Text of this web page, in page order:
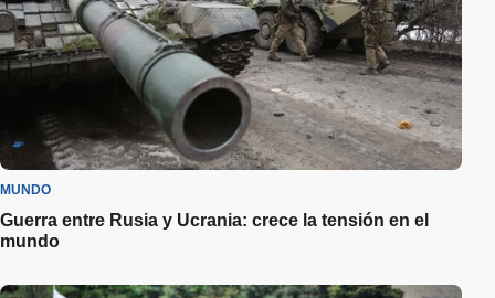
MUNDO
Guerra entre Rusia y Ucrania: crece la tensión en el
mundo